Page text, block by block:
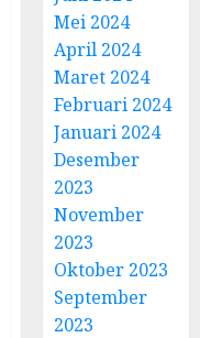
Mei 2024
April 2024
Maret 2024
Februari 2024
Januari 2024
Desember
2023
November
2023
Oktober 2023
September
2023